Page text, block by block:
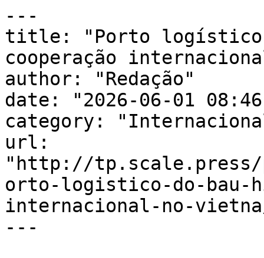
---
title: "Porto logístico
cooperação
author: "Redação"
date: "2026-06-01
category:
url:
"http://tp.scale.press/
orto-logistico-do-bau-
internacional-no-
---